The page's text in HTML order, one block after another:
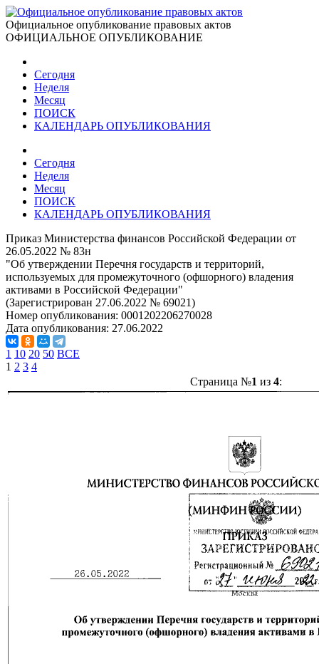
Официальное опубликование правовых актов
ОФИЦИАЛЬНОЕ ОПУБЛИКОВАНИЕ
Сегодня
Неделя
Месяц
ПОИСК
КАЛЕНДАРЬ ОПУБЛИКОВАНИЯ
Сегодня
Неделя
Месяц
ПОИСК
КАЛЕНДАРЬ ОПУБЛИКОВАНИЯ
Приказ Министерства финансов Российской Федерации от
26.05.2022 № 83н
"Об утверждении Перечня государств и территорий,
используемых для промежуточного (офшорного) владения
активами в Российской Федерации"
(Зарегистрирован 27.06.2022 № 69021)
Номер опубликования: 0001202206270028
Дата опубликования: 27.06.2022
1 10 20 50 ВСЕ
1 2 3 4
Страница №1 из 4: